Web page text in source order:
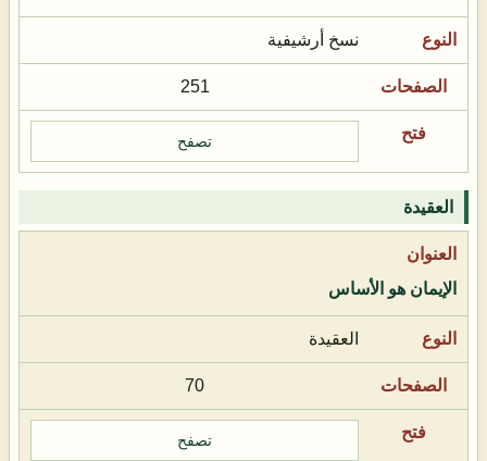
نسخ أرشيفية
251
تصفح
العقيدة
الإيمان هو الأساس
العقيدة
70
تصفح